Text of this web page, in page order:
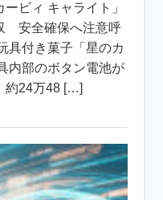
ビィ キャライト」
安全確保へ注意呼
具付き菓子「星のカ
内部のボタン電池が
約24万48 […]